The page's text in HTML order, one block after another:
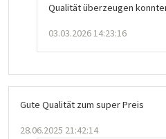
Qualität überzeugen
03.03.2026 14:23:16
Gute Qualität zum super Preis
28.06.2025 21:42:14